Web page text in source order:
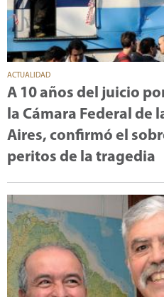
ACTUALIDAD
A 10 años del juicio
la Cámara Federal de
Aires, confirmó el
peritos de la tragedia